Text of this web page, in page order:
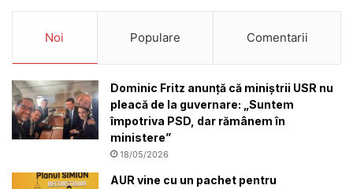
Noi Populare Comentarii
Dominic Fritz anunță că miniștrii USR nu
pleacă de la guvernare: „Suntem
împotriva PSD, dar rămânem în
ministere”
18/05/2026
AUR vine cu un pachet pentru